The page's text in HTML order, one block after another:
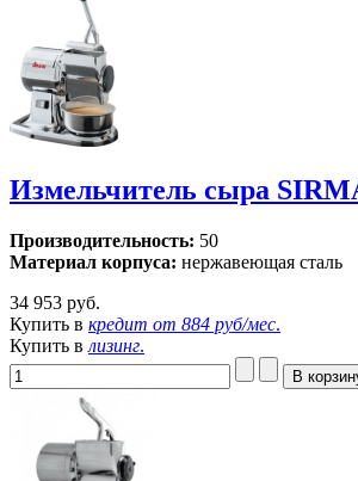
Измельчитель сыра
Производительность: 50
Материал корпуса: нержавеющая сталь
34 953 руб.
Купить в кредит от 884 руб/мес.
Купить в лизинг.